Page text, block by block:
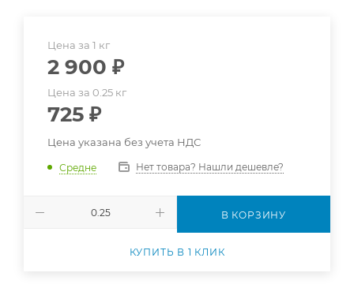
Цена за 1 кг
2 900 ₽
Цена за 0.25 кг
725 ₽
Цена указана без учета НДС
Средне Нет товара? Нашли дешевле?
В КОРЗИНУ
КУПИТЬ В 1 КЛИК